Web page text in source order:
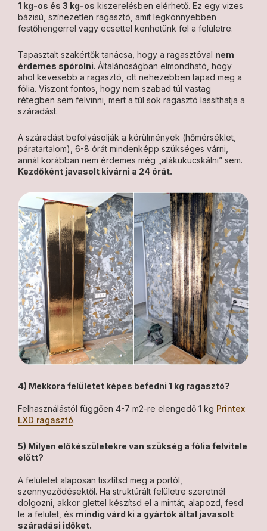
1 kg-os és 3 kg-os kiszerelésben elérhető. Ez egy vizes
bázisú, színezetlen ragasztó, amit legkönnyebben
festőhengerrel vagy ecsettel kenhetünk fel a felületre.
Tapasztalt szakértők tanácsa, hogy a ragasztóval nem
érdemes spórolni. Általánoságban elmondható, hogy
ahol kevesebb a ragasztó, ott nehezebben tapad meg a
fólia. Viszont fontos, hogy nem szabad túl vastag
rétegben sem felvinni, mert a túl sok ragasztó lassíthatja a
száradást.
A száradást befolyásolják a körülmények (hőmérséklet,
páratartalom), 6-8 órát mindenképp szükséges várni,
annál korábban nem érdemes még „alákukucskálni” sem.
Kezdőként javasolt kivárni a 24 órát.
4) Mekkora felületet képes befedni 1 kg ragasztó?
Felhasználástól függően 4-7 m2-re elengedő 1 kg Printex
LXD ragasztó.
5) Milyen előkészületekre van szükség a fólia felvitele
előtt?
A felületet alaposan tisztítsd meg a portól,
szennyeződésektől. Ha struktúrált felületre szeretnél
dolgozni, akkor glettel készítsd el a mintát, alapozd, fesd
le a felület, és mindig várd ki a gyártók által javasolt
száradási időket.